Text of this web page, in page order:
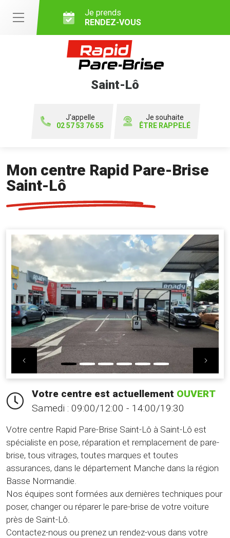
Je prends
RENDEZ-VOUS
Saint-Lô
J'appelle
02 57 53 76 55
Je souhaite
ÊTRE RAPPELÉ
Mon centre Rapid Pare-Brise
Saint-Lô
Previous
Votre centre est actuellement OUVERT
Samedi : 09:00/12:00 - 14:00/19:30
Votre centre Rapid Pare-Brise Saint-Lô à Saint-Lô est
spécialiste en pose, réparation et remplacement de pare-
brise, tous vitrages, toutes marques et toutes
assurances, dans le département Manche dans la région
Basse Normandie.
Nos équipes sont formées aux dernières techniques pour
poser, changer ou réparer le pare-brise de votre voiture
près de Saint-Lô.
Contactez-nous ou prenez un rendez-vous dans votre